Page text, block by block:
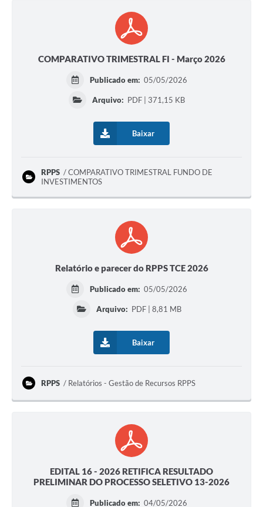
COMPARATIVO TRIMESTRAL FI - Março 2026
Publicado em: 05/05/2026
Arquivo: PDF | 371,15 KB
Baixar
RPPS
COMPARATIVO TRIMESTRAL FUNDO DE
INVESTIMENTOS
Relatório e parecer do RPPS TCE 2026
Publicado em: 05/05/2026
Arquivo: PDF | 8,81 MB
Baixar
RPPS Relatórios - Gestão de Recursos RPPS
EDITAL 16 - 2026 RETIFICA RESULTADO
PRELIMINAR DO PROCESSO SELETIVO 13-2026
Publicado em: 04/05/2026